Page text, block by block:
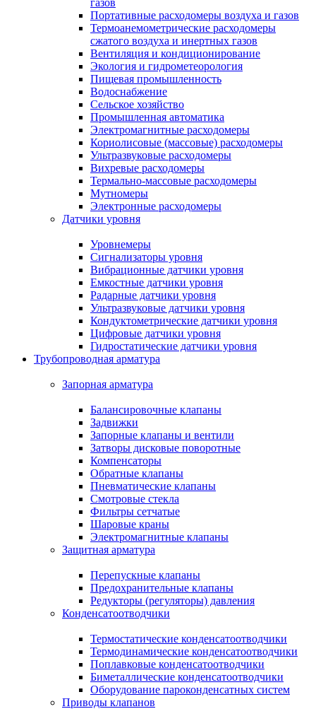
газов
Портативные расходомеры воздуха и газов
Термоанемометрические расходомеры
сжатого воздуха и инертных газов
Вентиляция и кондиционирование
Экология и гидрометеорология
Пищевая промышленность
Водоснабжение
Сельское хозяйство
Промышленная автоматика
Электромагнитные расходомеры
Кориолисовые (массовые) расходомеры
Ультразвуковые расходомеры
Вихревые расходомеры
Термально-массовые расходомеры
Мутномеры
Электронные расходомеры
Датчики уровня
Уровнемеры
Сигнализаторы уровня
Вибрационные датчики уровня
Емкостные датчики уровня
Радарные датчики уровня
Ультразвуковые датчики уровня
Кондуктометрические датчики уровня
Цифровые датчики уровня
Гидростатические датчики уровня
Трубопроводная арматура
Запорная арматура
Балансировочные клапаны
Задвижки
Запорные клапаны и вентили
Затворы дисковые поворотные
Компенсаторы
Обратные клапаны
Пневматические клапаны
Смотровые стекла
Фильтры сетчатые
Шаровые краны
Электромагнитные клапаны
Защитная арматура
Перепускные клапаны
Предохранительные клапаны
Редукторы (регуляторы) давления
Конденсатоотводчики
Термостатические конденсатоотводчики
Термодинамические конденсатоотводчики
Поплавковые конденсатоотводчики
Биметаллические конденсатоотводчики
Оборудование пароконденсатных систем
Приводы клапанов